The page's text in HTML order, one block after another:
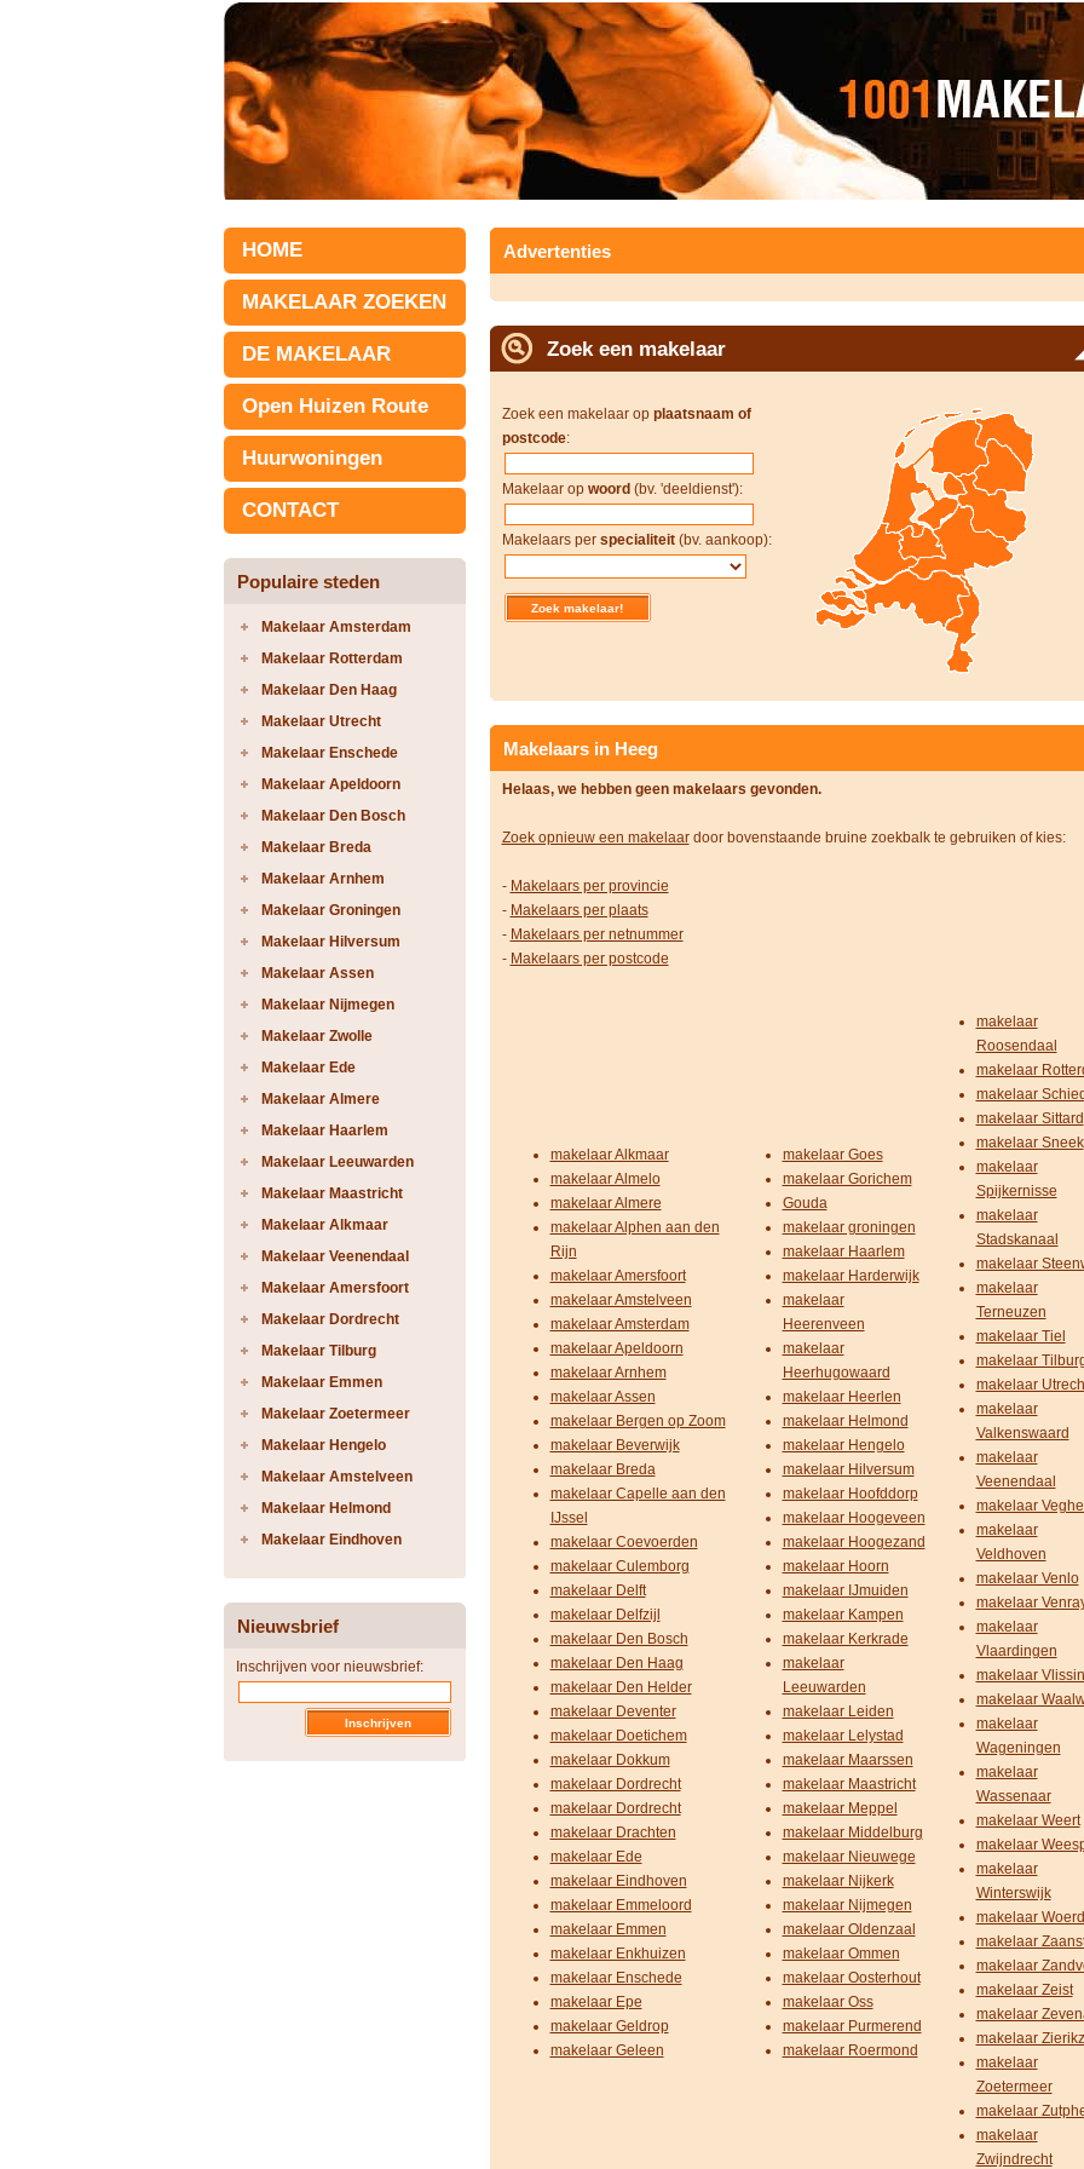
HOME
MAKELAAR ZOEKEN
DE MAKELAAR
Open Huizen Route
Huurwoningen
CONTACT
Populaire steden
Makelaar Amsterdam
Makelaar Rotterdam
Makelaar Den Haag
Makelaar Utrecht
Makelaar Enschede
Makelaar Apeldoorn
Makelaar Den Bosch
Makelaar Breda
Makelaar Arnhem
Makelaar Groningen
Makelaar Hilversum
Makelaar Assen
Makelaar Nijmegen
Makelaar Zwolle
Makelaar Ede
Makelaar Almere
Makelaar Haarlem
Makelaar Leeuwarden
Makelaar Maastricht
Makelaar Alkmaar
Makelaar Veenendaal
Makelaar Amersfoort
Makelaar Dordrecht
Makelaar Tilburg
Makelaar Emmen
Makelaar Zoetermeer
Makelaar Hengelo
Makelaar Amstelveen
Makelaar Helmond
Makelaar Eindhoven
Nieuwsbrief
Inschrijven voor nieuwsbrief:
Advertenties
Zoek een makelaar
Zoek een makelaar op plaatsnaam of
postcode:
Makelaar op woord (bv. 'deeldienst'):
Makelaars per specialiteit(bv. aankoop):
Makelaars in Heeg
Helaas, we hebben geen makelaars gevonden.
Zoek opnieuw een makelaardoor bovenstaande bruine zoekbalk te gebruiken of kies:
- Makelaars per provincie
- Makelaars per plaats
- Makelaars per netnummer
- Makelaars per postcode
makelaar Alkmaar
makelaar Almelo
makelaar Almere
makelaar Alphen aan den
Rijn
makelaar Amersfoort
makelaar Amstelveen
makelaar Amsterdam
makelaar Apeldoorn
makelaar Arnhem
makelaar Assen
makelaar Bergen op Zoom
makelaar Beverwijk
makelaar Breda
makelaar Capelle aan den
IJssel
makelaar Coevoerden
makelaar Culemborg
makelaar Delft
makelaar Delfzijl
makelaar Den Bosch
makelaar Den Haag
makelaar Den Helder
makelaar Deventer
makelaar Doetichem
makelaar Dokkum
makelaar Dordrecht
makelaar Dordrecht
makelaar Drachten
makelaar Ede
makelaar Eindhoven
makelaar Emmeloord
makelaar Emmen
makelaar Enkhuizen
makelaar Enschede
makelaar Epe
makelaar Geldrop
makelaar Geleen
makelaar Goes
makelaar Gorichem
Gouda
makelaar groningen
makelaar Haarlem
makelaar Harderwijk
makelaar
Heerenveen
makelaar
Heerhugowaard
makelaar Heerlen
makelaar Helmond
makelaar Hengelo
makelaar Hilversum
makelaar Hoofddorp
makelaar Hoogeveen
makelaar Hoogezand
makelaar Hoorn
makelaar IJmuiden
makelaar Kampen
makelaar Kerkrade
makelaar
Leeuwarden
makelaar Leiden
makelaar Lelystad
makelaar Maarssen
makelaar Maastricht
makelaar Meppel
makelaar Middelburg
makelaar Nieuwege
makelaar Nijkerk
makelaar Nijmegen
makelaar Oldenzaal
makelaar Ommen
makelaar Oosterhout
makelaar Oss
makelaar Purmerend
makelaar Roermond
makelaar
Roosendaal
makelaar
makelaar
makelaar Sittard
makelaar Sneek
makelaar
Spijkernisse
makelaar
Stadskanaal
makelaar
makelaar
Terneuzen
makelaar Tiel
makelaar
makelaar
makelaar
Valkenswaard
makelaar
Veenendaal
makelaar Veghel
makelaar
Veldhoven
makelaar Venlo
makelaar
makelaar
Vlaardingen
makelaar
makelaar
makelaar
Wageningen
makelaar
Wassenaar
makelaar Weert
makelaar
makelaar
Winterswijk
makelaar
makelaar
makelaar
makelaar Zeist
makelaar
makelaar
makelaar
Zoetermeer
makelaar
makelaar
Zwijndrecht